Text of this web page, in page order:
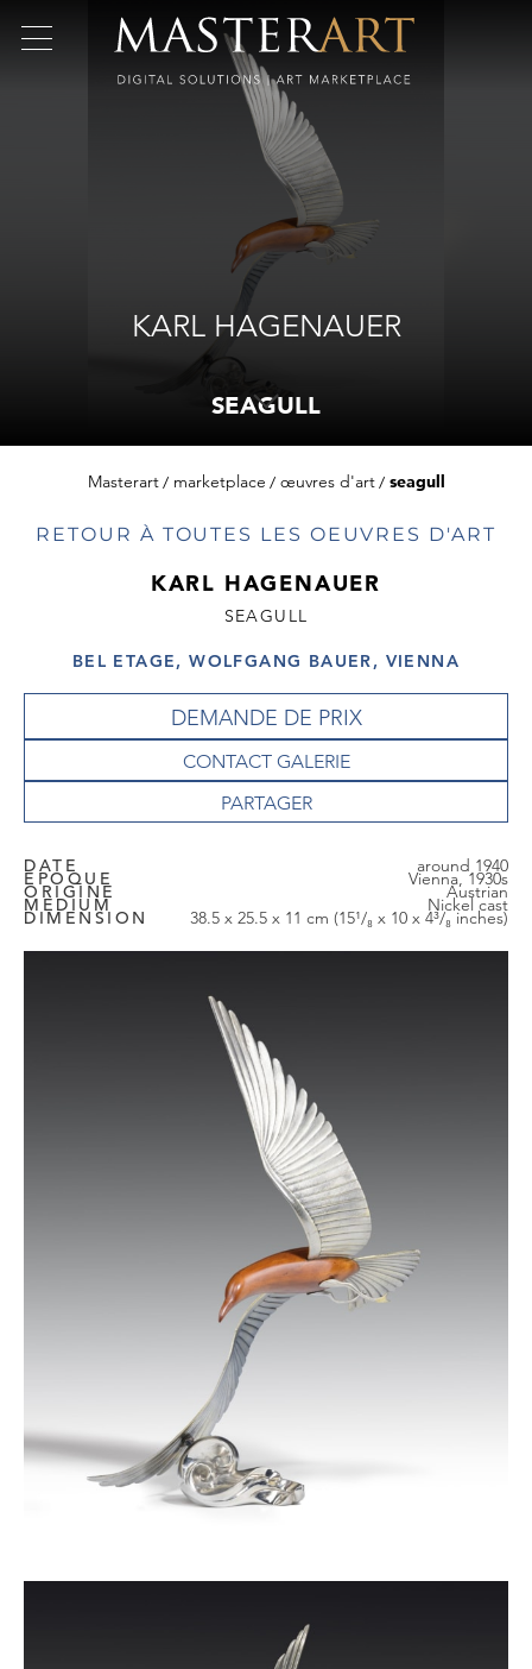
KARL HAGENAUER
SEAGULL
Masterart marketplace œuvres d'art seagull
RETOUR À TOUTES LES OEUVRES D'ART
KARL HAGENAUER
SEAGULL
BEL ETAGE, WOLFGANG BAUER, VIENNA
DEMANDE DE PRIX
CONTACT GALERIE
DATE around 1940
EPOQUE Vienna, 1930s
ORIGINE Austrian
MEDIUM Nickel cast
DIMENSION 38.5 x 25.5 x 11 cm (15¹/₈ x 10 x 4³/₈ inches)